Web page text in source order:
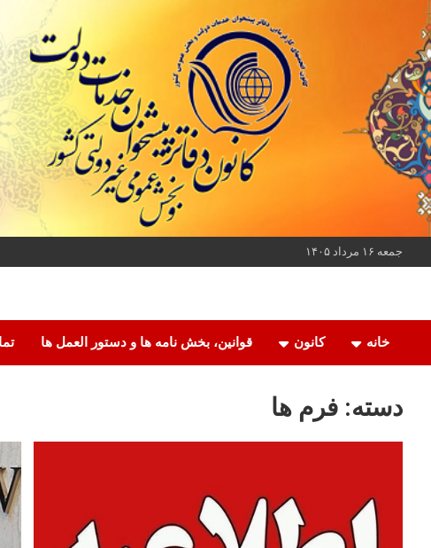
به
محتوا
بروید
جمعه ۱۶ مرداد ۱۴۰۵
کانون دفاتر پیشخوان
خانه کانون قوانین، بخش نامه ها و دستور العمل ها
دسته: فرم ها